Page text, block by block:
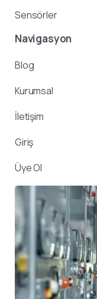
Sensörler
Navigasyon
Blog
Kurumsal
İletişim
Giriş
Üye Ol